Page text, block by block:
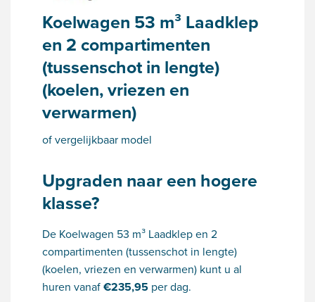
Koelwagen 53 m³ Laadklep
en 2 compartimenten
(tussenschot in lengte)
(koelen, vriezen en
verwarmen)
of vergelijkbaar model
Upgraden naar een hogere
klasse?
De Koelwagen 53 m³ Laadklep en 2
compartimenten (tussenschot in lengte)
(koelen, vriezen en verwarmen) kunt u al
huren vanaf€235,95 per dag.